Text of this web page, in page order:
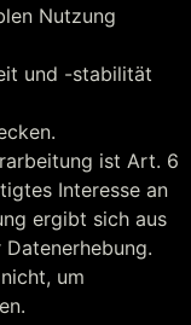
Nutzung
und -stabilität
ist Art. 6
Interesse an
ergibt sich aus
um